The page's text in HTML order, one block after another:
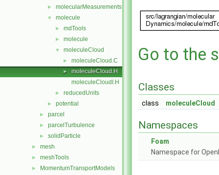
► molecularMeasurements
▼ molecule
► mdTools
► molecule
▼ moleculeCloud
► moleculeCloud.C
►
moleculeCloud.H
moleculeCloudI.H
► reducedUnits
► potential
► parcel
► parcelTurbulence
► solidParticle
► mesh
► meshTools
► MomentumTransportModels
Go to the
Classes
class moleculeCloud
Namespaces
Foam
Namespace for